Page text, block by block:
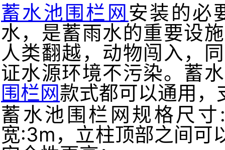
蓄水池围栏网安装的必
水，是蓄雨水的重要设
人类翻越，动物闯入，
证水源环境不污染。蓄
围栏网款式都可以通用，
蓄水池围栏网规格尺
宽:3m，立柱顶部之间可